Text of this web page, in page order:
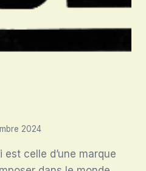
2024
est celle d’une marque